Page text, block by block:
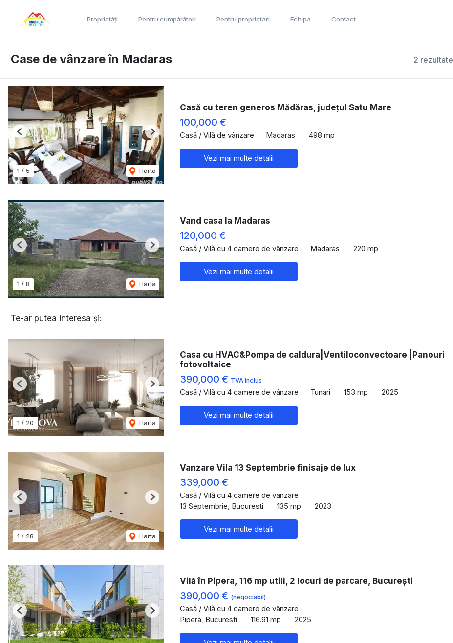
Proprietăți Pentru cumpărători Pentru proprietari Echipa Contact
2 rezultate
Case de vânzare în Madaras
1 / 5 Harta
Previous Next
Casă cu teren generos Mădăras, județul Satu Mare
100,000 €
Casă / Vilă de vânzare Madaras 498 mp
Vezi mai multe detalii
1 / 8 Harta
Previous Next
Vand casa la Madaras
120,000 €
Casă / Vilă cu 4 camere de vânzare Madaras 220 mp
Vezi mai multe detalii
Te-ar putea interesa și:
1 / 20 Harta
Previous Next
Casa cu HVAC&Pompa de caldura|Ventiloconvectoare |Panouri
fotovoltaice
390,000 € TVA inclus
Casă / Vilă cu 4 camere de vânzare Tunari 153 mp 2025
Vezi mai multe detalii
1 / 28 Harta
Previous Next
Vanzare Vila 13 Septembrie finisaje de lux
339,000 €
Casă / Vilă cu 4 camere de vânzare
13 Septembrie, Bucuresti
135 mp 2023
Vezi mai multe detalii
Previous Next
Vilă în Pipera, 116 mp utili, 2 locuri de parcare, București
390,000 € (negociabil)
Casă / Vilă cu 4 camere de vânzare
Pipera, Bucuresti
116.91 mp 2025